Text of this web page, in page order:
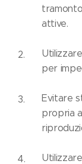
attive.
per
Evitare
propria